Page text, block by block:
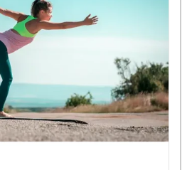
kiegyensúlyozott, vegyes étrendet és az
A termék nem az orvosi kezelés
esetén használatát beszélje meg
napi fogyasztási mennyiséget ne lépje túl!
az összetevők bármelyikére érzékeny
elzárva tartandó!